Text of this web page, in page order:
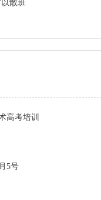
散班
高考培训
5号